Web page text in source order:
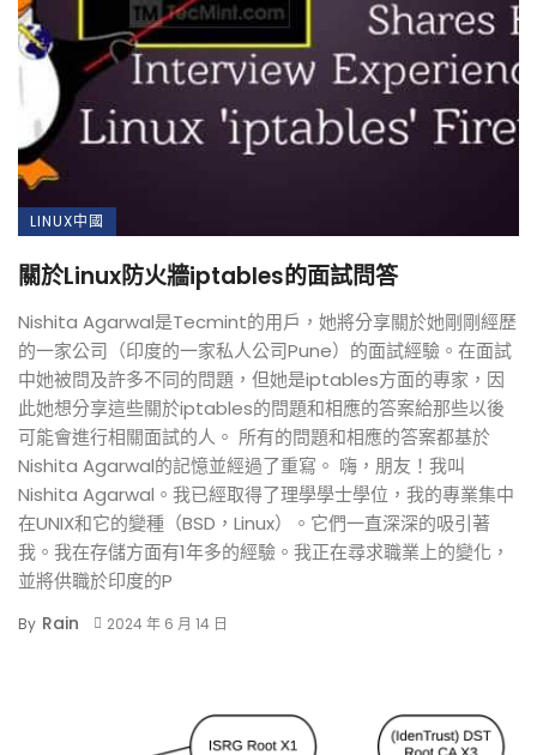
LINUX中國
關於Linux防火牆iptables的面試問答
Nishita Agarwal是Tecmint的用戶，她將分享關於她剛剛經歷
的一家公司（印度的一家私人公司Pune）的面試經驗。在面試
中她被問及許多不同的問題，但她是iptables方面的專家，因
此她想分享這些關於iptables的問題和相應的答案給那些以後
可能會進行相關面試的人。 所有的問題和相應的答案都基於
Nishita Agarwal的記憶並經過了重寫。 嗨，朋友！我叫
Nishita Agarwal。我已經取得了理學學士學位，我的專業集中
在UNIX和它的變種（BSD，Linux）。它們一直深深的吸引著
我。我在存儲方面有1年多的經驗。我正在尋求職業上的變化，
並將供職於印度的P
By Rain 2024 年 6 月 14 日